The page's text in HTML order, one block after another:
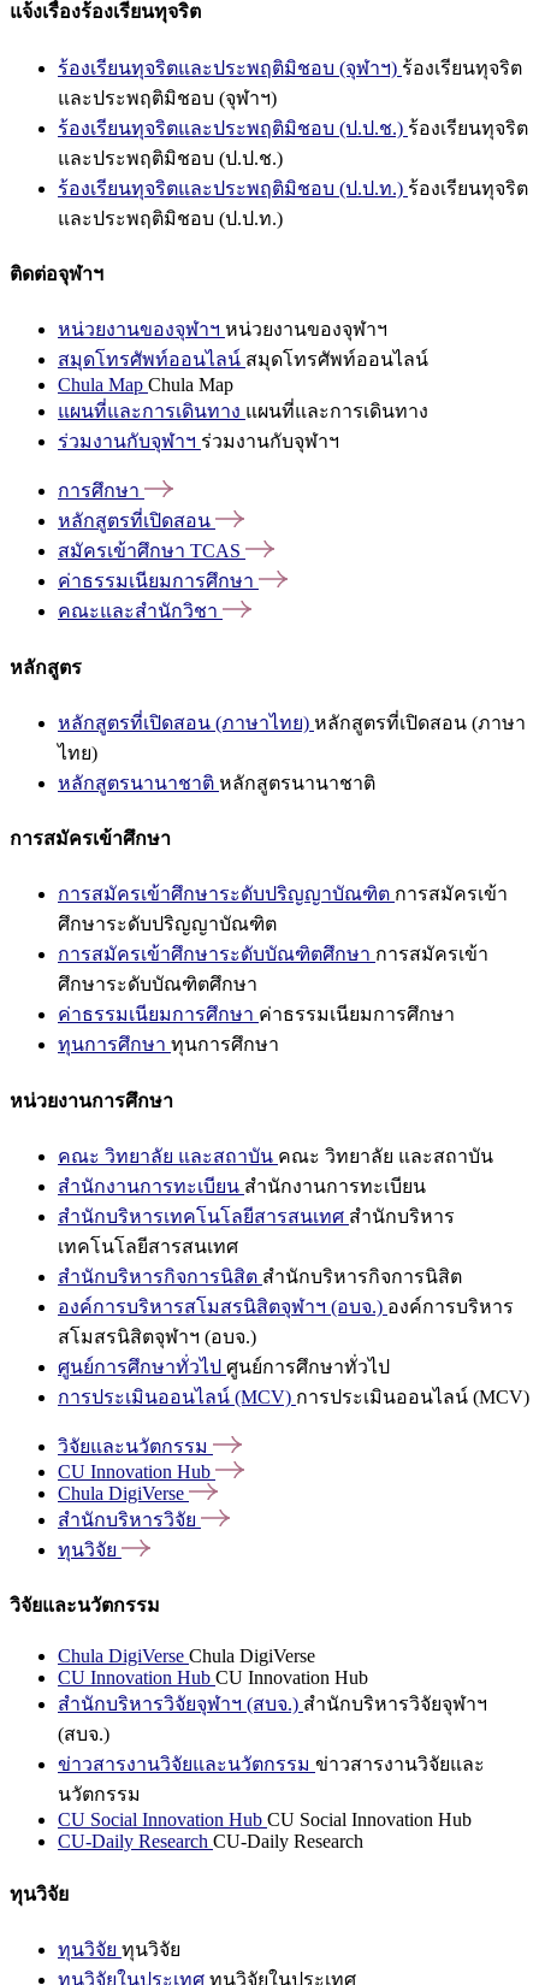
แจ้งเรื่องร้องเรียนทุจริต
ร้องเรียนทุจริตและประพฤติมิชอบ (จุฬาฯ) ร้องเรียนทุจริต
และประพฤติมิชอบ (จุฬาฯ)
ร้องเรียนทุจริตและประพฤติมิชอบ (ป.ป.ช.) ร้องเรียนทุจริต
และประพฤติมิชอบ (ป.ป.ช.)
ร้องเรียนทุจริตและประพฤติมิชอบ (ป.ป.ท.) ร้องเรียนทุจริต
และประพฤติมิชอบ (ป.ป.ท.)
ติดต่อจุฬาฯ
หน่วยงานของจุฬาฯ หน่วยงานของจุฬาฯ
สมุดโทรศัพท์ออนไลน์ สมุดโทรศัพท์ออนไลน์
Chula Map Chula Map
แผนที่และการเดินทาง แผนที่และการเดินทาง
ร่วมงานกับจุฬาฯ ร่วมงานกับจุฬาฯ
การศึกษา
หลักสูตรที่เปิดสอน
สมัครเข้าศึกษา TCAS
ค่าธรรมเนียมการศึกษา
คณะและสำนักวิชา
หลักสูตร
หลักสูตรที่เปิดสอน (ภาษาไทย) หลักสูตรที่เปิดสอน (ภาษา
ไทย)
หลักสูตรนานาชาติ หลักสูตรนานาชาติ
การสมัครเข้าศึกษา
การสมัครเข้าศึกษาระดับปริญญาบัณฑิต การสมัครเข้า
ศึกษาระดับปริญญาบัณฑิต
การสมัครเข้าศึกษาระดับบัณฑิตศึกษา การสมัครเข้า
ศึกษาระดับบัณฑิตศึกษา
ค่าธรรมเนียมการศึกษา ค่าธรรมเนียมการศึกษา
ทุนการศึกษา ทุนการศึกษา
หน่วยงานการศึกษา
คณะ วิทยาลัย และสถาบัน คณะ วิทยาลัย และสถาบัน
สำนักงานการทะเบียน สำนักงานการทะเบียน
สำนักบริหารเทคโนโลยีสารสนเทศ สำนักบริหาร
เทคโนโลยีสารสนเทศ
สำนักบริหารกิจการนิสิต สำนักบริหารกิจการนิสิต
องค์การบริหารสโมสรนิสิตจุฬาฯ (อบจ.) องค์การบริหาร
สโมสรนิสิตจุฬาฯ (อบจ.)
ศูนย์การศึกษาทั่วไป ศูนย์การศึกษาทั่วไป
การประเมินออนไลน์ (MCV) การประเมินออนไลน์ (MCV)
วิจัยและนวัตกรรม
CU Innovation Hub
Chula DigiVerse
สำนักบริหารวิจัย
ทุนวิจัย
วิจัยและนวัตกรรม
Chula DigiVerse Chula DigiVerse
CU Innovation Hub CU Innovation Hub
สำนักบริหารวิจัยจุฬาฯ (สบจ.) สำนักบริหารวิจัยจุฬาฯ
(สบจ.)
ข่าวสารงานวิจัยและนวัตกรรม ข่าวสารงานวิจัยและ
นวัตกรรม
CU Social Innovation Hub CU Social Innovation Hub
CU-Daily Research CU-Daily Research
ทุนวิจัย
ทุนวิจัย ทุนวิจัย
ทุนวิจัยในประเทศ ทุนวิจัยในประเทศ